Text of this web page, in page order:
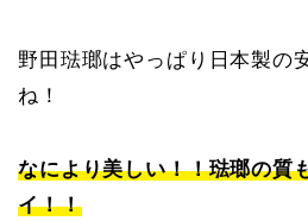
野田琺瑯はやっぱり日本製の
ね！
なにより美しい！！琺瑯の質
イ！！